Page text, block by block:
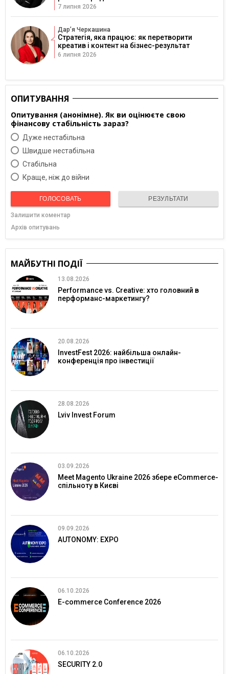
7 липня 2026
Дарʼя Черкашина
Стратегія, яка працює: як перетворити
креатив і контент на бізнес-результат
6 липня 2026
ОПИТУВАННЯ
Опитування (анонімне). Як ви оцінюєте свою
фінансову стабільність зараз?
Дуже нестабільна
Швидше нестабільна
Cтабільна
Краще, ніж до війни
ГОЛОСОВАТЬ РЕЗУЛЬТАТИ
Залишити коментар
Архів опитувань
МАЙБУТНІ ПОДІЇ
13.08.2026
Performance vs. Creative: хто головний в
перформанс-маркетингу?
20.08.2026
InvestFest 2026: найбільша онлайн-
конференція про інвестиції
28.08.2026
Lviv Invest Forum
03.09.2026
Meet Magento Ukraine 2026 збере eCommerce-
спільноту в Києві
09.09.2026
AUTONOMY: EXPO
06.10.2026
E-commerce Conference 2026
06.10.2026
SECURITY 2.0